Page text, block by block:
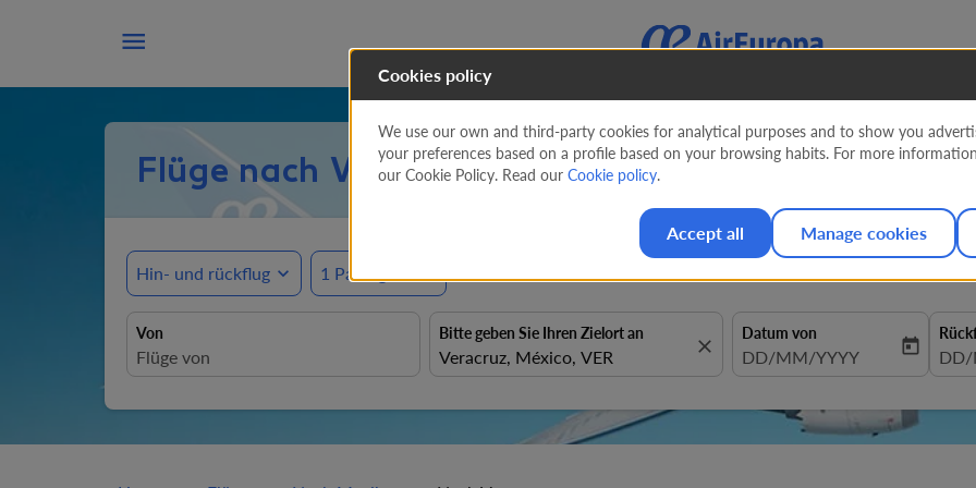

Flüge nach Veracruz zu Tiefstpreisen mit Air
Hin- und rückflug expand_more 1 Passagiere expand_more
Von Bitte geben Sie Ihren Zielort an
close
Datum von
fc-booking-departure-date-
DD/MM/YYYY today fc-
DD/
Cookies policy
We use our own and third-party cookies for analytical purposes and to show you
your preferences based on a profile based on your browsing habits. For more
our Cookie Policy. Read our Cookie policy.
Accept all Manage cookies